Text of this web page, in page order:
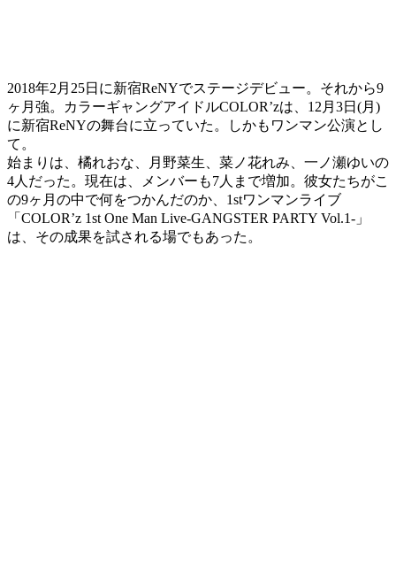
2018年2月25日に新宿ReNYでステージデビュー。それから9
ヶ月強。カラーギャングアイドルCOLOR’zは、12月3日(月)
に新宿ReNYの舞台に立っていた。しかもワンマン公演とし
て。
始まりは、橘れおな、月野菜生、菜ノ花れみ、一ノ瀬ゆいの
4人だった。現在は、メンバーも7人まで増加。彼女たちがこ
の9ヶ月の中で何をつかんだのか、1stワンマンライブ
「COLOR’z 1st One Man Live-GANGSTER PARTY Vol.1-」
は、その成果を試される場でもあった。